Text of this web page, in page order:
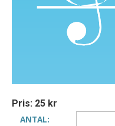
Pris: 25 kr
ANTAL: